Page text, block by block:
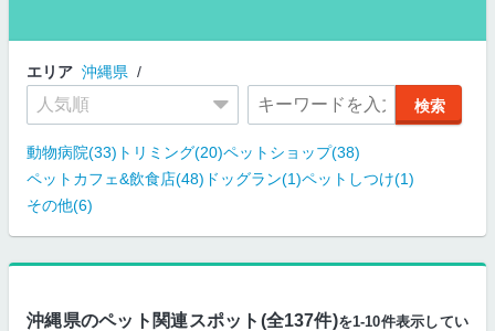
エリア 沖縄県
動物病院(33) トリミング(20)ペットショップ(38)
ペットカフェ&飲食店(48) ドッグラン(1)ペットしつけ(1)
その他(6)
沖縄県のペット関連スポット(全137件)を1-10件表示してい